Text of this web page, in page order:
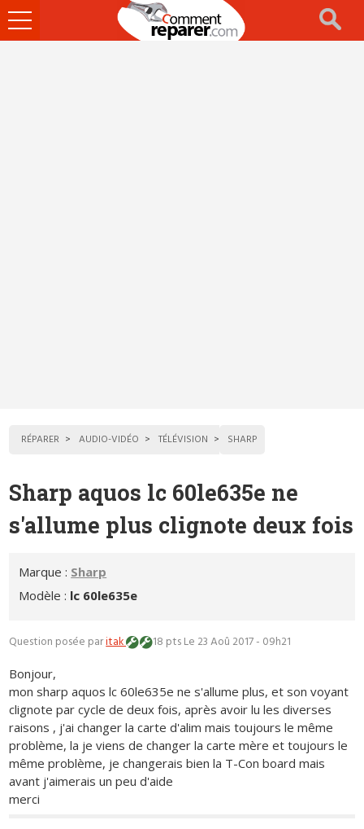
Ouvrir
le
RÉPARER AUDIO-VIDÉO TÉLÉVISION SHARP
Sharp aquos lc 60le635e ne
s'allume plus clignote deux fois
Marque : Sharp
Modèle : lc 60le635e
Question posée paritak 18 ptsLe 23 Aoû 2017 - 09h21
Bonjour,
mon sharp aquos lc 60le635e ne s'allume plus, et son voyant
clignote par cycle de deux fois, après avoir lu les diverses
raisons , j'ai changer la carte d'alim mais toujours le même
problème, la je viens de changer la carte mère et toujours le
même problème, je changerais bien la T-Con board mais
avant j'aimerais un peu d'aide
merci